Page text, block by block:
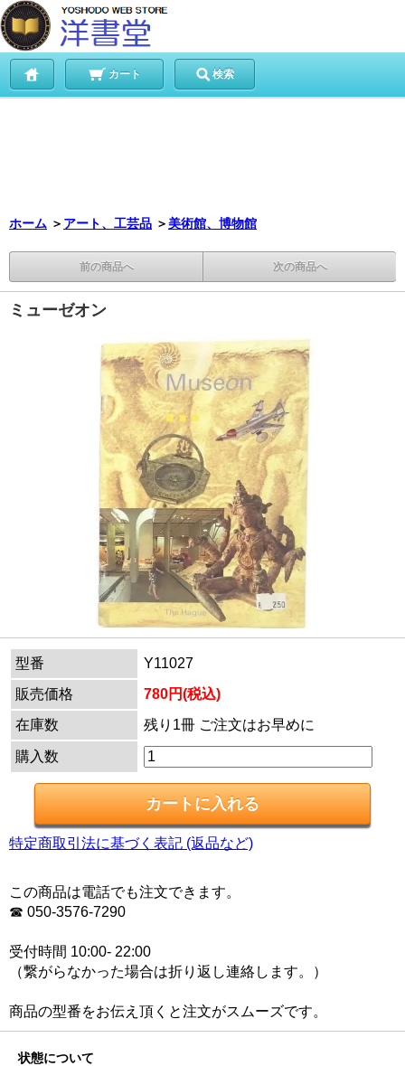
カート 検索
ホーム ＞ アート、工芸品 ＞美術館、博物館
前の商品へ 次の商品へ
ミューゼオン
型番
Y11027
販売価格
780円(税込)
在庫数
残り1冊 ご注文はお早めに
購入数
特定商取引法に基づく表記 (返品など)
この商品は電話でも注文できます。
☎ 050-3576-7290
受付時間 10:00- 22:00
（繋がらなかった場合は折り返し連絡します。）
商品の型番をお伝え頂くと注文がスムーズです。
状態について